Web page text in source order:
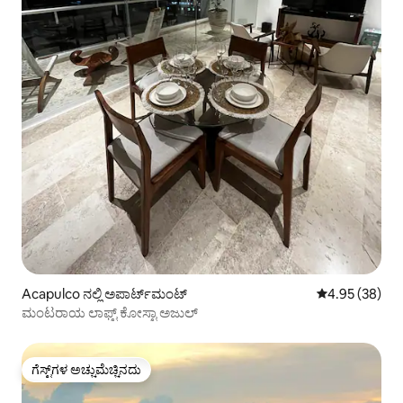
Acapulco ನಲ್ಲಿ ಅಪಾರ್ಟ್‌ಮಂಟ್ 5 ರಲ್ಲಿ 4.95
4.95 (38)
ಮಂಟರಾಯ ಲಾಫ್ಟ್ ಕೋಸ್ಟಾ ಅಜುಲ್
ಗೆಸ್ಟ್‌ಗಳ ಅಚ್ಚುಮೆಚ್ಚಿನದು
ಗೆಸ್ಟ್‌ಗಳ ಅಚ್ಚುಮೆಚ್ಚಿನದು